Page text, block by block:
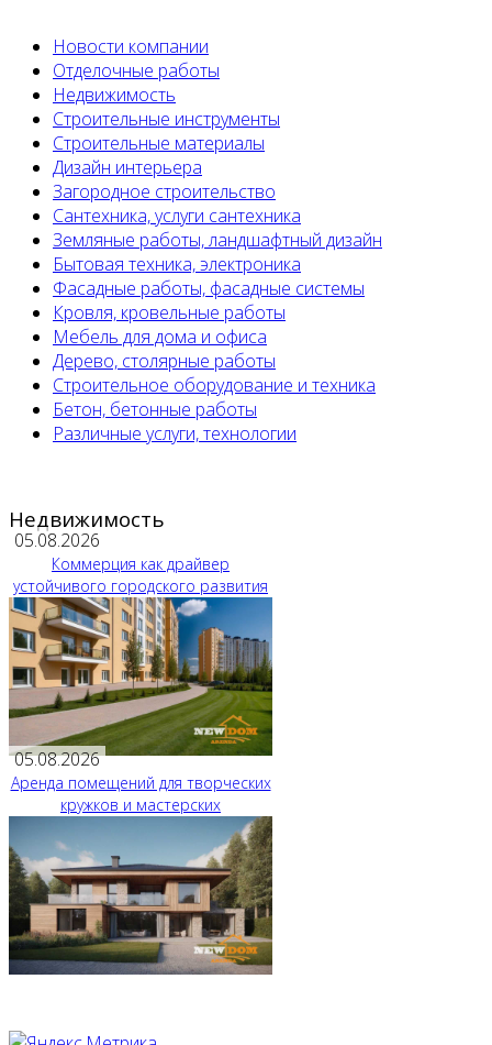
Новости компании
Отделочные работы
Недвижимость
Строительные инструменты
Строительные материалы
Дизайн интерьера
Загородное строительство
Сантехника, услуги сантехника
Земляные работы, ландшафтный дизайн
Бытовая техника, электроника
Фасадные работы, фасадные системы
Кровля, кровельные работы
Мебель для дома и офиса
Дерево, столярные работы
Строительное оборудование и техника
Бетон, бетонные работы
Различные услуги, технологии
Недвижимость
05.08.2026
Коммерция как драйвер
устойчивого городского развития
05.08.2026
Аренда помещений для творческих
кружков и мастерских